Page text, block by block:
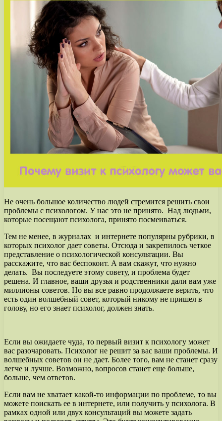
Не очень большое количество людей стремится решить свои
проблемы с психологом. У нас это не принято. Над людьми,
которые посещают психолога, принято посмеиваться.
Тем не менее, в журналах и интернете популярны рубрики, в
которых психолог дает советы. Отсюда и закрепилось четкое
представление о психологической консультации. Вы
расскажите, что вас беспокоит. А вам скажут, что нужно
делать. Вы последуете этому совету, и проблема будет
решена. И главное, ваши друзья и родственники дали вам уже
миллионы советов. Но вы все равно продолжаете верить, что
есть один волшебный совет, который никому не пришел в
голову, но его знает психолог, должен знать.
Если вы ожидаете чуда, то первый визит к психологу может
вас разочаровать. Психолог не решит за вас ваши проблемы. И
волшебных советов он не дает. Более того, вам не станет сразу
легче и лучше. Возможно, вопросов станет еще больше,
больше, чем ответов.
Если вам не хватает какой-то информации по проблеме, то вы
можете поискать ее в интернете, или получить у психолога. В
рамках одной или двух консультаций вы можете задать